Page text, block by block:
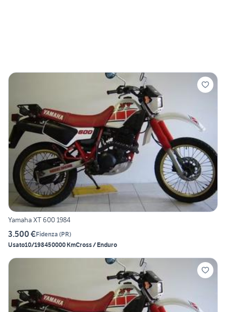
Yamaha XT 600 1984
3.500 €Fidenza (PR)
Usato10/198450000 KmCross / Enduro